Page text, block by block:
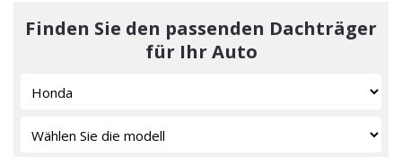
Finden Sie den passenden Dachträger
für Ihr Auto